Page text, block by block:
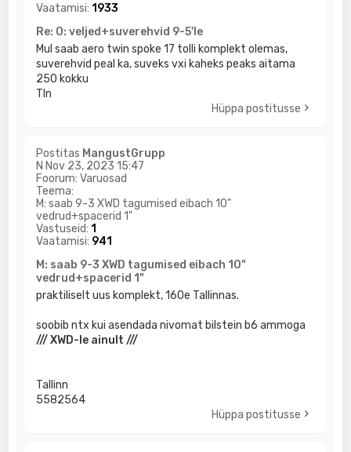
Vaatamisi:1933
Re: O: veljed+suverehvid 9-5'le
Mul saab aero twin spoke 17 tolli komplekt olemas,
suverehvid peal ka, suveks vxi kaheks peaks aitama
250 kokku
Tln
Hüppa postitusse
Postitas MangustGrupp
N Nov 23, 2023 15:47
Foorum:Varuosad
Teema:
M: saab 9-3 XWD tagumised eibach 10"
vedrud+spacerid 1"
Vastuseid:1
Vaatamisi: 941
M: saab 9-3 XWD tagumised eibach 10"
vedrud+spacerid 1"
praktiliselt uus komplekt, 160e Tallinnas.
soobib ntx kui asendada nivomat bilstein b6 ammoga
/// XWD-le ainult ///
Tallinn
5582564
Hüppa postitusse